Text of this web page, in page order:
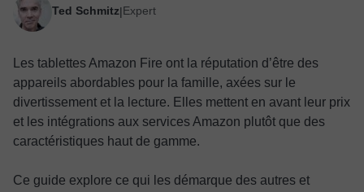
Ted Schmitz|Expert
Les tablettes Amazon Fire ont la réputation d’être des
appareils abordables pour la famille, axées sur le
divertissement et la lecture. Elles mettent en avant leur prix
et les intégrations aux services Amazon plutôt que des
caractéristiques haut de gamme.
Ce guide explore ce qui les démarque des autres et